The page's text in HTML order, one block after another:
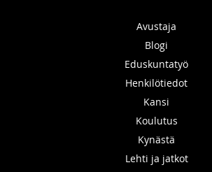
Avustaja
Blogi
Eduskuntatyö
Henkilötiedot
Kansi
Koulutus
Kynästä
Lehti ja jatkot